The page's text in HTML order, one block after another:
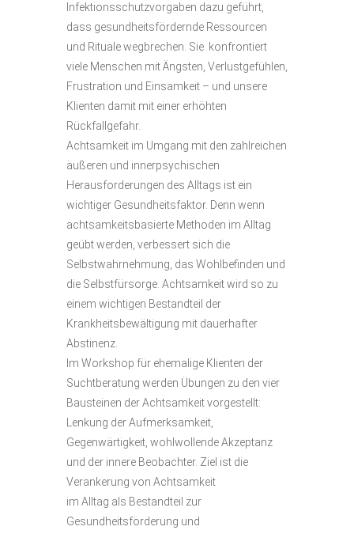
Infektionsschutzvorgaben dazu geführt,
dass gesundheitsfördernde Ressourcen
und Rituale wegbrechen. Sie konfrontiert
viele Menschen mit Ängsten, Verlustgefühlen,
Frustration und Einsamkeit – und unsere
Klienten damit mit einer erhöhten
Rückfallgefahr.
Achtsamkeit im Umgang mit den zahlreichen
äußeren und innerpsychischen
Herausforderungen des Alltags ist ein
wichtiger Gesundheitsfaktor. Denn wenn
achtsamkeitsbasierte Methoden im Alltag
geübt werden, verbessert sich die
Selbstwahrnehmung, das Wohlbefinden und
die Selbstfürsorge. Achtsamkeit wird so zu
einem wichtigen Bestandteil der
Krankheitsbewältigung mit dauerhafter
Abstinenz.
Im Workshop für ehemalige Klienten der
Suchtberatung werden Übungen zu den vier
Bausteinen der Achtsamkeit vorgestellt:
Lenkung der Aufmerksamkeit,
Gegenwärtigkeit, wohlwollende Akzeptanz
und der innere Beobachter. Ziel ist die
Verankerung von Achtsamkeit
im Alltag als Bestandteil zur
Gesundheitsförderung und